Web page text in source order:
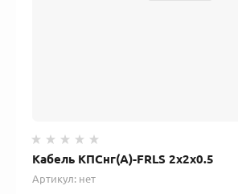
Кабель КПСнг(А)-FRLS 2x2x0.5
Артикул: нет